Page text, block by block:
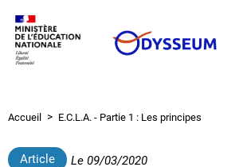
contenu
principal
Fil
Accueil E.C.L.A. - Partie 1 : Les principes
Article Le 09/03/2020